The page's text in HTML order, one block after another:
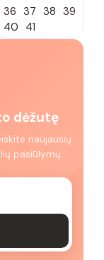
36 37 38 39
40 41
dėžutę
naujausių
pasiūlymų.